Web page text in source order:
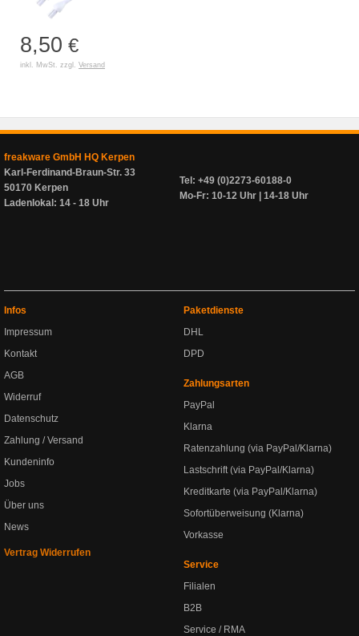
8,50 €
inkl. MwSt. zzgl. Versand
freakware GmbH HQ Kerpen
Karl-Ferdinand-Braun-Str. 33
50170 Kerpen
Ladenlokal: 14 - 18 Uhr
Tel: +49 (0)2273-60188-0
Mo-Fr: 10-12 Uhr | 14-18 Uhr
Infos
Impressum
Kontakt
AGB
Widerruf
Datenschutz
Zahlung / Versand
Kundeninfo
Jobs
Über uns
News
Vertrag Widerrufen
Paketdienste
DHL
DPD
Zahlungsarten
PayPal
Klarna
Ratenzahlung (via PayPal/Klarna)
Lastschrift (via PayPal/Klarna)
Kreditkarte (via PayPal/Klarna)
Sofortüberweisung (Klarna)
Vorkasse
Service
Filialen
B2B
Service / RMA